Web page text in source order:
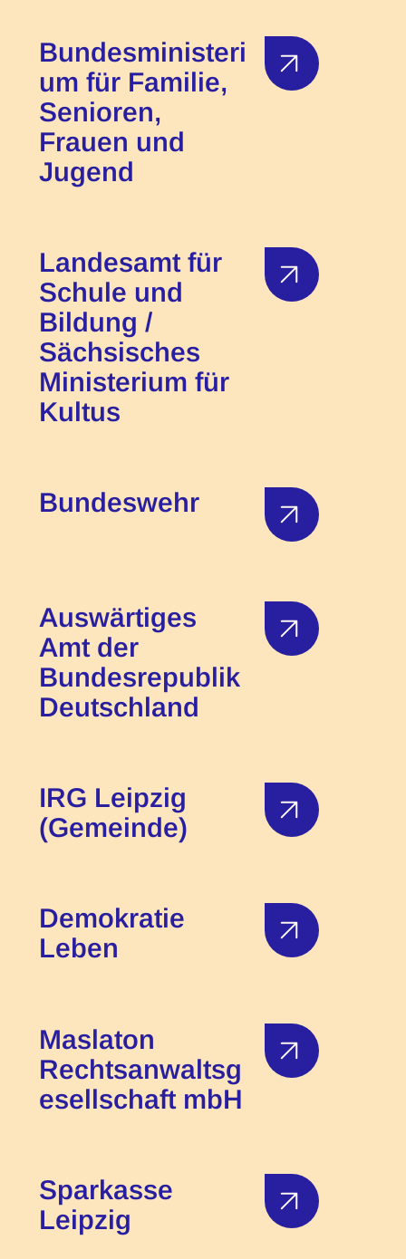
Bundesministeri
um für Familie,
Senioren,
Frauen und
Jugend
Landesamt für
Schule und
Bildung /
Sächsisches
Ministerium für
Kultus
Bundeswehr
Auswärtiges
Amt der
Bundesrepublik
Deutschland
IRG Leipzig
(Gemeinde)
Demokratie
Leben
Maslaton
Rechtsanwaltsg
esellschaft mbH
Sparkasse
Leipzig